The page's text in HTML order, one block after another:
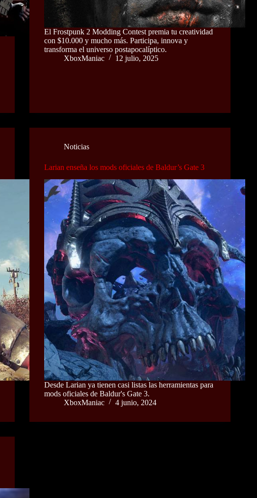
El Frostpunk 2 Modding Contest premia tu creatividad
con $10.000 y mucho más. Participa, innova y
transforma el universo postapocalíptico.
XboxManiac
12 julio, 2025
Noticias
Larian enseña los mods oficiales de Baldur’s Gate 3
Desde Larian ya tienen casi listas las herramientas para
mods oficiales de Baldur's Gate 3.
XboxManiac
4 junio, 2024